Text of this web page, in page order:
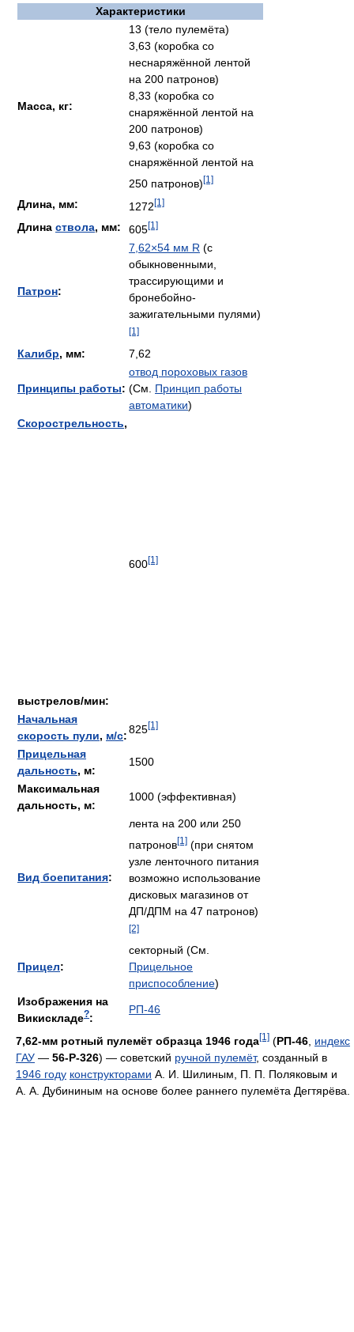
Характеристики
Масса, кг:
13 (тело пулемёта)
3,63 (коробка со
неснаряжённой лентой
на 200 патронов)
8,33 (коробка со
снаряжённой лентой на
200 патронов)
9,63 (коробка со
снаряжённой лентой на
250 патронов)[1]
Длина, мм: 1272[1]
Длина ствола, мм: 605[1]
Патрон:
7,62×54 мм R (с
обыкновенными,
трассирующими и
бронебойно-
зажигательными пулями)
[1]
Калибр, мм: 7,62
Принципы работы:
отвод пороховых газов
(См. Принцип работы
автоматики)
Скорострельность,
выстрелов/мин:
600[1]
Начальная
скорость пули, м/с:
825[1]
Прицельная
дальность, м:
1500
Максимальная
дальность, м:
1000 (эффективная)
Вид боепитания:
лента на 200 или 250
патронов[1] (при снятом
узле ленточного питания
возможно использование
дисковых магазинов от
ДП/ДПМ на 47 патронов)
[2]
Прицел:
секторный (См.
Прицельное
приспособление)
Изображения на
Викискладе?:
РП-46
7,62-мм ротный пулемёт образца 1946 года[1] (РП-46 индекс
ГАУ — 56-Р-326) — советский ручной пулемёт, созданный в
1946 году конструкторами А. И. Шилиным, П. П. Поляковым и
А. А. Дубининым на основе более раннего пулемёта Дегтярёва.